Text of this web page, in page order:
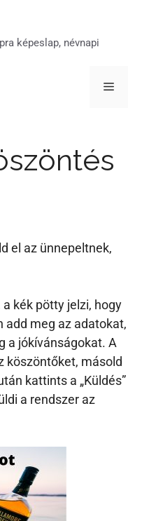
képeslap, névnapi
Menü
el az ünnepeltnek,
kék pötty jelzi, hogy
add meg az adatokat,
a jókívánságokat. A
köszöntőket, másold
kattints a „Küldés”
a rendszer az